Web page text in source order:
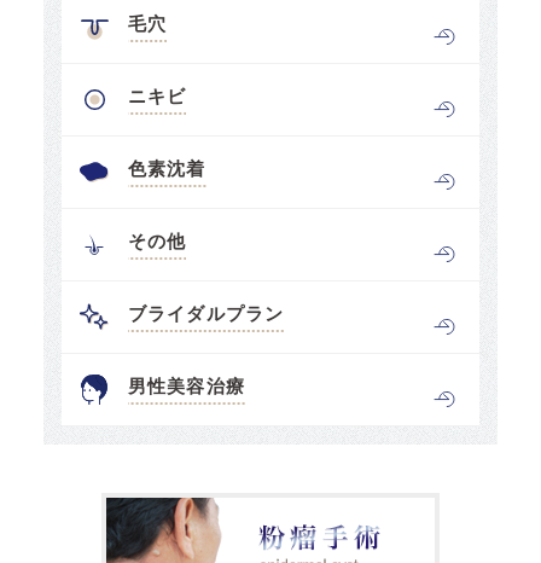
毛穴
ニキビ
色素沈着
その他
ブライダルプラン
男性美容治療